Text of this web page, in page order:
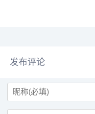
发布评论